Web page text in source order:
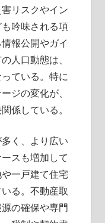
リスクやイン
吟味される項
報公開やガイ
人口動態は、
ている。特に
ジの変化が、
係している。
く、より広い
スも増加して
一戸建て住宅
る。不動産取
の確保や専門